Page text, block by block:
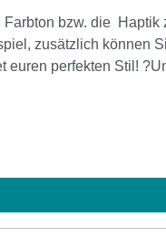
bzw. die
zusätzlich können
perfekten Stil!